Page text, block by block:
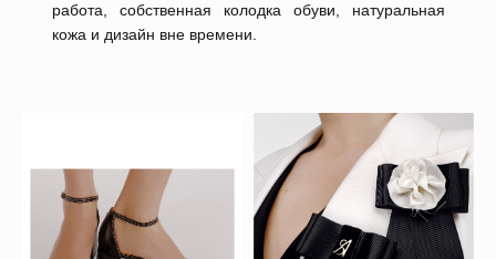
работа, собственная колодка обуви, натуральная
кожа и дизайн вне времени.